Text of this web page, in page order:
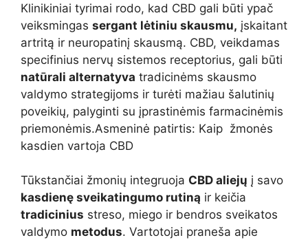
Klinikiniai tyrimai rodo, kad CBD gali būti ypač
veiksmingas sergant lėtiniu skausmu, įskaitant
artritą ir neuropatinį skausmą. CBD, veikdamas
specifinius nervų sistemos receptorius, gali būti
natūrali alternatyva tradicinėms skausmo
valdymo strategijoms ir turėti mažiau šalutinių
poveikių, palyginti su įprastinėmis farmacinėmis
priemonėmis.Asmeninė patirtis: Kaip žmonės
kasdien vartoja CBD
Tūkstančiai žmonių integruoja CBD aliejų į savo
kasdienę sveikatingumo rutiną ir keičia
tradicinius streso, miego ir bendros sveikatos
valdymo metodus. Vartotojai praneša apie